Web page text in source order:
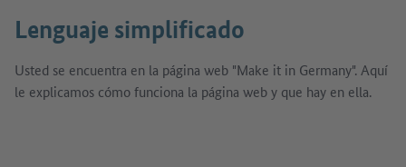
Lenguaje simplificado
Usted se encuentra en la página web "Make it in Germany". Aquí
le explicamos cómo funciona la página web y que hay en ella.